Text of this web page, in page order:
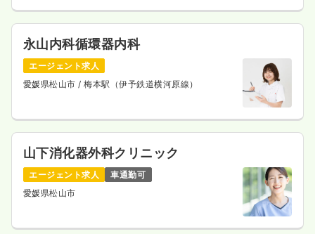
永山内科循環器内科
エージェント求人
愛媛県松山市 / 梅本駅（伊予鉄道横河原線）
山下消化器外科クリニック
エージェント求人
車通勤可
愛媛県松山市